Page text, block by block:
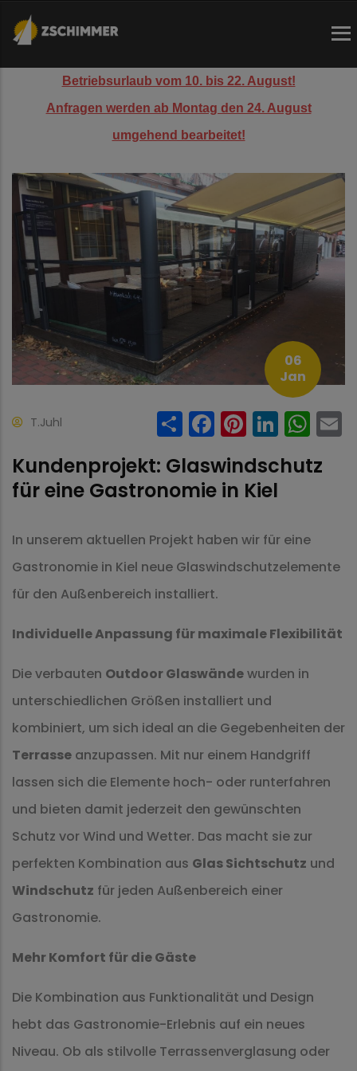
Direkt
zum
Inhalt
Betriebsurlaub vom 10. bis 22. August!
Anfragen werden ab Montag den 24. August
umgehend bearbeitet!
06
Jan
T.Juhl Share
Facebook
Kundenprojekt: Glaswindschutz
für eine Gastronomie in Kiel
In unserem aktuellen Projekt haben wir für eine
Gastronomie in Kiel neue Glaswindschutzelemente
für den Außenbereich installiert.
Individuelle Anpassung für maximale Flexibilität
Die verbauten Outdoor Glaswändewurden in
unterschiedlichen Größen installiert und
kombiniert, um sich ideal an die Gegebenheiten der
Terrasse anzupassen. Mit nur einem Handgriff
lassen sich die Elemente hoch- oder runterfahren
und bieten damit jederzeit den gewünschten
Schutz vor Wind und Wetter. Das macht sie zur
perfekten Kombination aus Glas Sichtschutz und
Windschutz für jeden Außenbereich einer
Gastronomie.
Mehr Komfort für die Gäste
Die Kombination aus Funktionalität und Design
hebt das Gastronomie-Erlebnis auf ein neues
Niveau. Ob als stilvolle Terrassenverglasung oder